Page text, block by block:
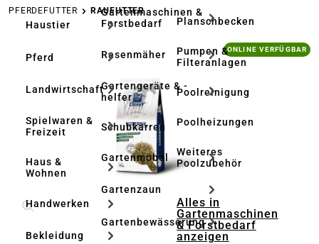
Haustier
Pferd
Landwirtschaft
Spielwaren &
Freizeit
Haus &
Wohnen
Handwerken
Bekleidung
Gartenmaschinen &
Forstbedarf
Rasenmäher
Gartengeräte & -
helfer
Schubkarren
Gartenmöbel
Gartenzaun
Gartenbewässerung
Planschbecken
Pumpen &
Filteranlagen
Poolreinigung
Poolheizungen
Weiteres
Poolzubehör
Alles in
Gartenmaschinen
& Forstbedarf
anzeigen
PFERDEFUTTER RAUFUTTER
Bildergalerie überspringen ONLINE VERFÜGBAR